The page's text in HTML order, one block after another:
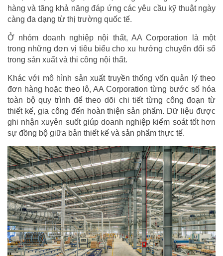
hàng và tăng khả năng đáp ứng các yêu cầu kỹ thuật ngày
càng đa dạng từ thị trường quốc tế.
Ở nhóm doanh nghiệp nội thất, AA Corporation là một
trong những đơn vị tiêu biểu cho xu hướng chuyển đổi số
trong sản xuất và thi công nội thất.
Khác với mô hình sản xuất truyền thống vốn quản lý theo
đơn hàng hoặc theo lô, AA Corporation từng bước số hóa
toàn bộ quy trình để theo dõi chi tiết từng công đoạn từ
thiết kế, gia công đến hoàn thiện sản phẩm. Dữ liệu được
ghi nhận xuyên suốt giúp doanh nghiệp kiểm soát tốt hơn
sự đồng bộ giữa bản thiết kế và sản phẩm thực tế.